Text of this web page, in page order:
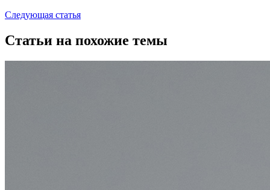
Следующая статья
Статьи на похожие темы